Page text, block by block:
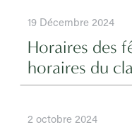
19 Décembre 2024
Horaires des
horaires du
2 octobre 2024